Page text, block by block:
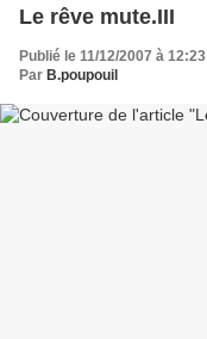
Le rêve mute.III
Publié le 11/12/2007 à 12:23
Par B.poupouil